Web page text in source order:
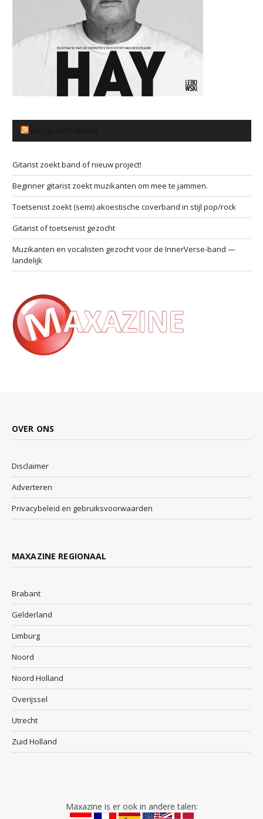
Gitarist zoekt band of nieuw project!
Beginner gitarist zoekt muzikanten om mee te jammen.
Toetsenist zoekt (semi) akoestische coverband in stijl pop/rock
Gitarist of toetsenist gezocht
Muzikanten en vocalisten gezocht voor de InnerVerse-band —
landelijk
OVER ONS
Disclaimer
Adverteren
Privacybeleid en gebruiksvoorwaarden
MAXAZINE REGIONAAL
Brabant
Gelderland
Limburg
Noord
Noord Holland
Overijssel
Utrecht
Zuid Holland
Maxazine is er ook in andere talen: